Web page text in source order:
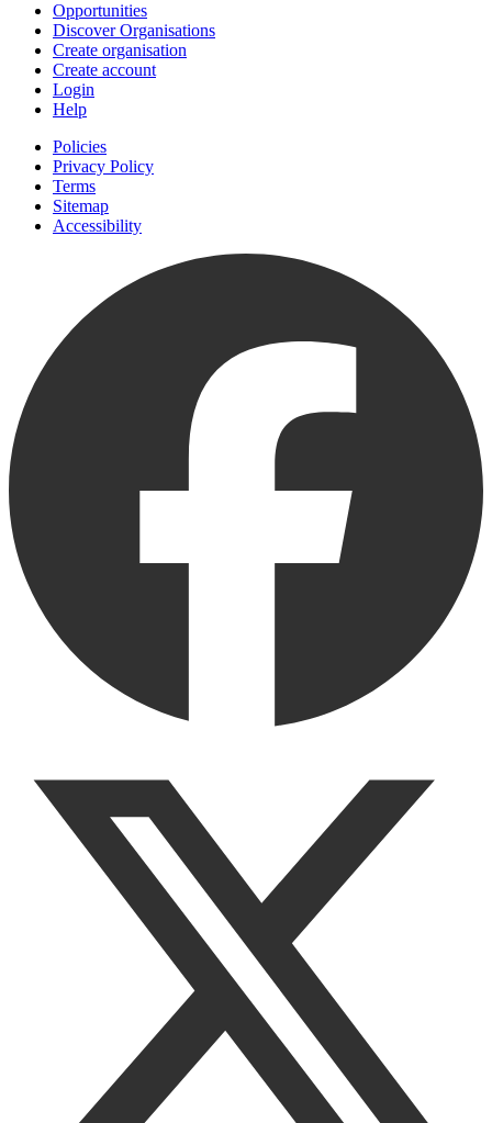
Opportunities
Discover Organisations
Create organisation
Create account
Login
Help
Policies
Privacy Policy
Terms
Sitemap
Accessibility